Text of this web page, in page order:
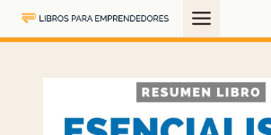
Saltar
al